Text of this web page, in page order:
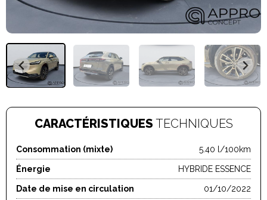
CARACTÉRISTIQUES TECHNIQUES
Consommation (mixte) 5.40 l/100km
Énergie HYBRIDE ESSENCE
Date de mise en circulation 01/10/2022